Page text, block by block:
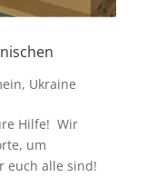
, Ukraine
Hilfe! Wir
um
euch alle sind!